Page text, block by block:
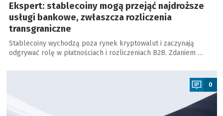
Ekspert: stablecoiny mogą przejąć najdroższe
usługi bankowe, zwłaszcza rozliczenia
transgraniczne
Stablecoiny wychodzą poza rynek kryptowalut i zaczynają
odgrywać rolę w płatnościach i rozliczeniach B2B. Zdaniem …
a
0